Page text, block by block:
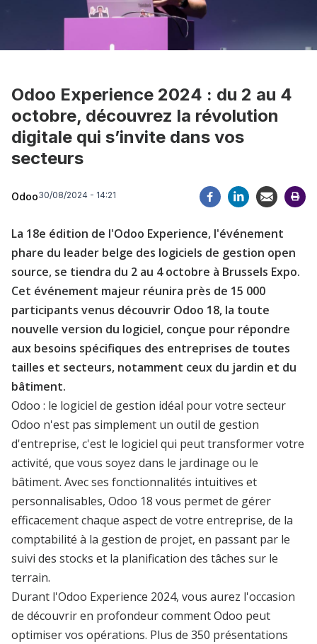
Odoo Experience 2024 : du 2 au 4
octobre, découvrez la révolution
digitale qui s’invite dans vos
secteurs
Odoo30/08/2024 - 14:21
La 18e édition de l'Odoo Experience, l'événement
phare du leader belge des logiciels de gestion open
source, se tiendra du 2 au 4 octobre à Brussels Expo.
Cet événement majeur réunira près de 15 000
participants venus découvrir Odoo 18, la toute
nouvelle version du logiciel, conçue pour répondre
aux besoins spécifiques des entreprises de toutes
tailles et secteurs, notamment ceux du jardin et du
bâtiment.
Odoo : le logiciel de gestion idéal pour votre secteur
Odoo n'est pas simplement un outil de gestion
d'entreprise, c'est le logiciel qui peut transformer votre
activité, que vous soyez dans le jardinage ou le
bâtiment. Avec ses fonctionnalités intuitives et
personnalisables, Odoo 18 vous permet de gérer
efficacement chaque aspect de votre entreprise, de la
comptabilité à la gestion de projet, en passant par le
suivi des stocks et la planification des tâches sur le
terrain.
Durant l'Odoo Experience 2024, vous aurez l'occasion
de découvrir en profondeur comment Odoo peut
optimiser vos opérations. Plus de 350 présentations